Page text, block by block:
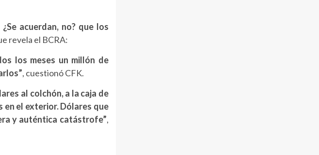
acuerdan, no? que los
revela el BCRA:
los meses un millón de
, cuestionó CFK.
al colchón, a la caja de
en el exterior. Dólares que
y auténtica catástrofe”,